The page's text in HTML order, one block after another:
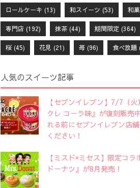
ロールケーキ (13) 和スイーツ (53) 和
専門店(192) 抹茶(44) 期間限定 (364)
桜(45) 花見 (21) 苺(96) 食べ放題
人気のスイーツ記事
【セブンイレブン】7/7（
クレ コーラ味』が復刻販売
れる前にセブンイレブン店
ください！
【ミスド×ミセス】限定コラ
ドーナツ』が8月発売！